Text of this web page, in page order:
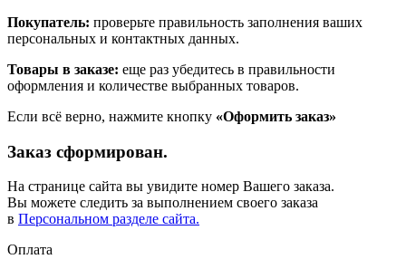
Покупатель: проверьте правильность заполнения ваших
персональных и контактных данных.
Товары в заказе: еще раз убедитесь в правильности
оформления и количестве выбранных товаров.
Если всё верно, нажмите кнопку «Оформить заказ»
Заказ сформирован.
На странице сайта вы увидите номер Вашего заказа.
Вы можете следить за выполнением своего заказа
в Персональном разделе сайта.
Оплата